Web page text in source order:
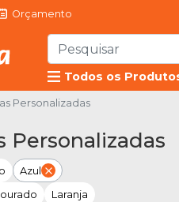
Orçamento
Todos os
Personalizadas
Personalizadas
Azul
Laranja